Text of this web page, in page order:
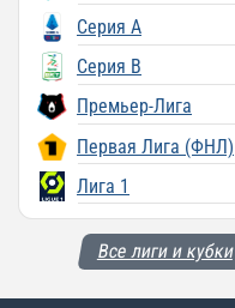
Серия A
Серия B
Премьер-Лига
Первая Лига (ФНЛ)
Лига 1
Все лиги и кубки